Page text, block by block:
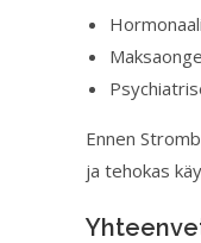
Ennen
ja tehokas